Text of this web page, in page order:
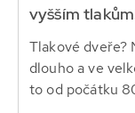
vyšším
Tlakové dveře?
dlouho a ve
to od počátku